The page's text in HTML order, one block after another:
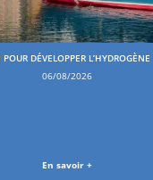
DÉVELOPPER L’HYDROGÈNE
06/08/2026
En savoir +